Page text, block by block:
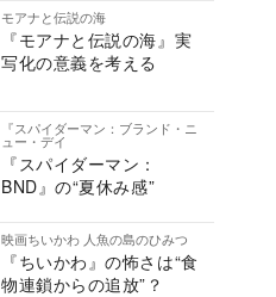
モアナと伝説の海
『モアナと伝説の海』実
写化の意義を考える
『スパイダーマン：ブランド・ニ
ュー・デイ
『スパイダーマン：
BND』の“夏休み感”
映画ちいかわ 人魚の島のひみつ
『ちいかわ』の怖さは“食
物連鎖からの追放”？